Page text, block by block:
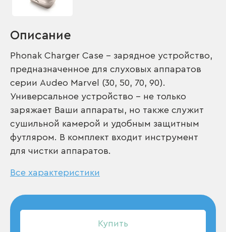
Описание
Phonak Charger Case – зарядное устройство,
предназначенное для слуховых аппаратов
серии Audeo Marvel (30, 50, 70, 90).
Универсальное устройство – не только
заряжает Ваши аппараты, но также служит
сушильной камерой и удобным защитным
футляром. В комплект входит инструмент
для чистки аппаратов.
Все характеристики
Купить